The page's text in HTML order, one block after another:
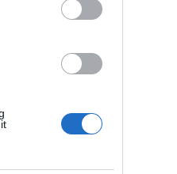
κατοικίδια! Οι
ειδών